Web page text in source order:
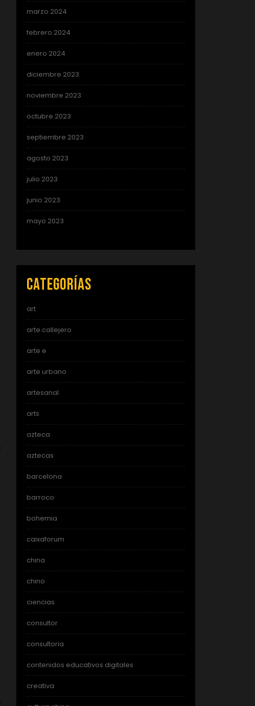
marzo 2024
febrero 2024
enero 2024
diciembre 2023
noviembre 2023
octubre 2023
septiembre 2023
agosto 2023
julio 2023
junio 2023
mayo 2023
Categorías
art
arte callejero
arte e
arte urbano
artesanal
arts
azteca
aztecas
barcelona
barroco
bohemia
caixaforum
china
chino
ciencias
consultor
consultoria
contenidos educativos digitales
creativa